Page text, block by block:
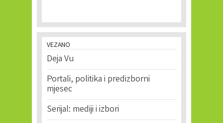
VEZANO
Deja Vu
Portali, politika i predizborni
mjesec
Serijal: mediji i izbori